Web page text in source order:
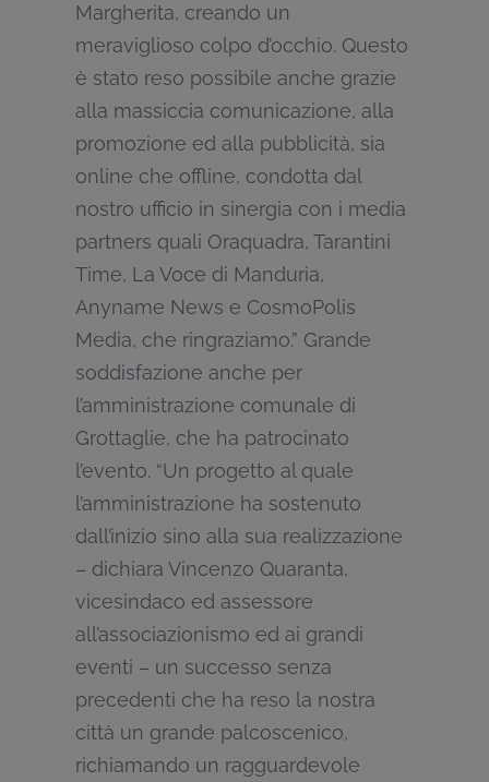
Margherita, creando un
meraviglioso colpo d’occhio. Questo
è stato reso possibile anche grazie
alla massiccia comunicazione, alla
promozione ed alla pubblicità, sia
online che offline, condotta dal
nostro ufficio in sinergia con i media
partners quali Oraquadra, Tarantini
Time, La Voce di Manduria,
Anyname News e CosmoPolis
Media, che ringraziamo.” Grande
soddisfazione anche per
l’amministrazione comunale di
Grottaglie, che ha patrocinato
l’evento. “Un progetto al quale
l’amministrazione ha sostenuto
dall’inizio sino alla sua realizzazione
– dichiara Vincenzo Quaranta,
vicesindaco ed assessore
all’associazionismo ed ai grandi
eventi – un successo senza
precedenti che ha reso la nostra
città un grande palcoscenico,
richiamando un ragguardevole